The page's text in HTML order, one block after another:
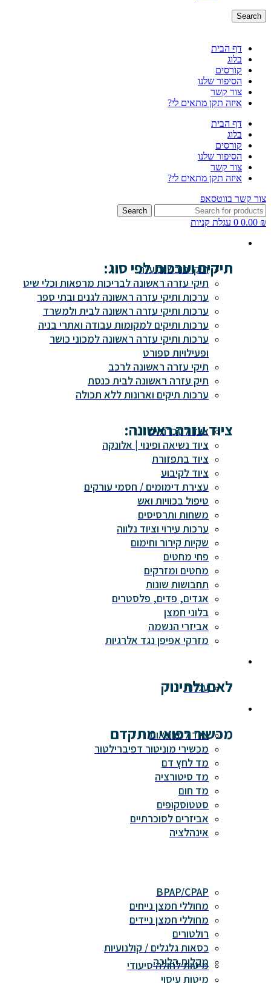
Search
דף הבית
בלוג
קורסים
הסיפור שלנו
צור קשר
איזה תקן מתאים לי?
דף הבית
בלוג
קורסים
הסיפור שלנו
צור קשר
איזה תקן מתאים לי?
צור קשר בווטסאפ
Search
0.00 ₪
0 עגלת קניות
תיקים וערכות לפי סוג:
תיקי חובש ומע"ר
תיקי עזרה ראשונה לבריכות מרפאות וכלי שיט
ערכות ותיקי עזרה ראשונה לגנים ובתי ספר
ערכות ותיקי עזרה ראשונה לבית ולמשרד
ערכות ותיקים למקומות עבודה ואתרי בניה
ערכות ותיקי עזרה ראשונה למכוני כושר
ופעילויות ספורט
תיקי עזרה ראשונה לרכב
תיק עזרה ראשונה לבית כנסת
ערכות תיקים וארונות ללא תכולה
ציוד עזרה ראשונה:
ציוד לסכרתיים
ציוד נשיאה ופינוי | אלונקה
ציוד בתפזורת
ציוד לקיבוע
עצירת דימומים / חסמי עורקים
טיפול בכוויות ואש
משחות ותרסיסים
ערכות עירוי וציוד נלווה
שקיות קירור וחימום
פחי מחטים
מחטים ומזרקים
תחבושות שונות
אגדים, פדים, פלסטרים
בלוני חמצן
אביזרי הנשמה
מזרקי אפיפן נגד אלרגיות
לאם ולתינוק
עגלות
מכשור רפואי מתקדם
ציוד למרפאות
מכשירי מוניטור דפיברילטור
מד לחץ דם
מד סיטורציה
מד חום
סטטוסקופים
אביזרים לסוכרתיים
אינהלציה
BPAP/CPAP
מחוללי חמצן נייחים
מחוללי חמצן ניידים
רולטורים
כסאות גלגלים / קולנועיות
מקלות הליכה
מיטות לחולה סיעודי
מיטות עיסוי